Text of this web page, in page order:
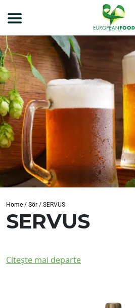
Home / Sör / SERVUS
SERVUS
Citește mai departe